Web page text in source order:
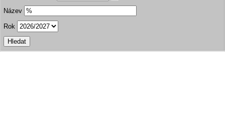
Název
Rok